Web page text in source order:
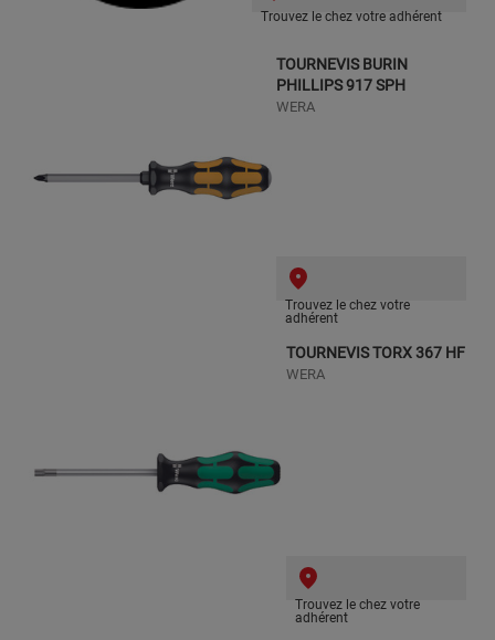
Trouvez le chez votre adhérent
TOURNEVIS BURIN
PHILLIPS 917 SPH
WERA
Trouvez le chez votre
adhérent
TOURNEVIS TORX 367 HF
WERA
Trouvez le chez votre
adhérent